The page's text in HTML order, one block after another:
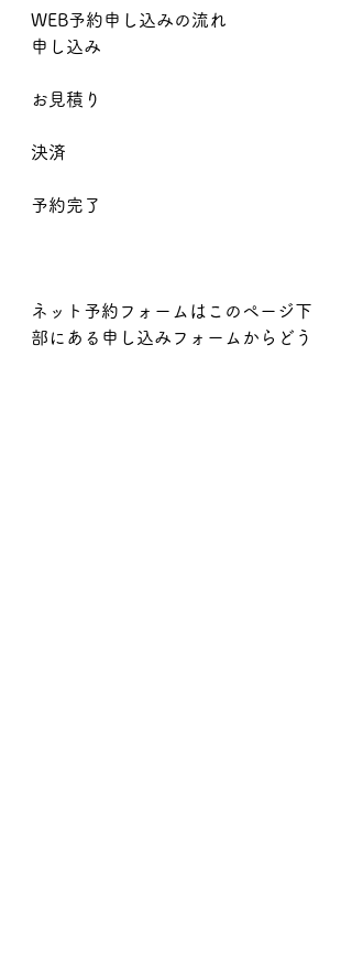
WEB予約申し込みの流れ
申し込み
お見積り
決済
予約完了
ネット予約フォームはこのページ下
部にある申し込みフォームからどう